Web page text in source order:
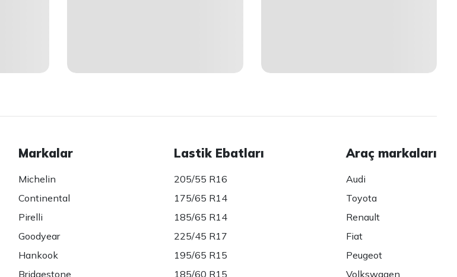
Markalar
Michelin
Continental
Pirelli
Goodyear
Hankook
Bridgestone
Lastik Ebatları
205/55 R16
175/65 R14
185/65 R14
225/45 R17
195/65 R15
185/60 R15
Araç markaları
Audi
Toyota
Renault
Fiat
Peugeot
Volkswagen